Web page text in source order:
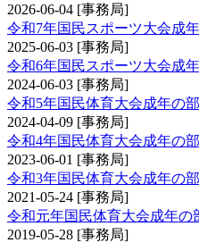
2026-06-04 [事務局]
令和7年国民スポーツ大会成
2025-06-03 [事務局]
令和6年国民スポーツ大会成
2024-06-03 [事務局]
令和5年国民体育大会成年の
2024-04-09 [事務局]
令和4年国民体育大会成年の
2023-06-01 [事務局]
令和3年国民体育大会成年の
2021-05-24 [事務局]
令和元年国民体育大会成年の
2019-05-28 [事務局]